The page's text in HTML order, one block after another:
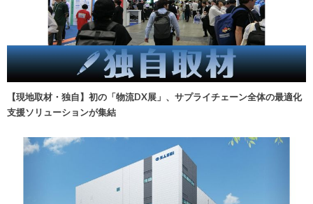
【現地取材・独自】初の「物流DX展」、サプライチェーン全体の最適化
支援ソリューションが集結